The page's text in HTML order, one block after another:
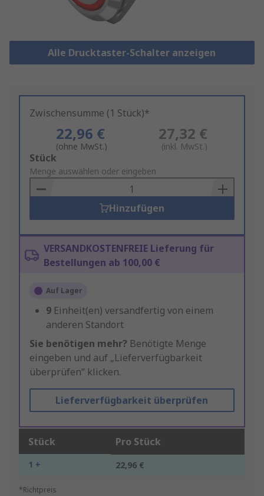
Alle Drucktaster-Schalter anzeigen
Zwischensumme (1 Stück)*
22,96 €
(ohne MwSt.)
27,32 €
(inkl. MwSt.)
Add
to
Basket
Stück
Menge auswählen oder eingeben
Hinzufügen
VERSANDKOSTENFREIE Lieferung für
Bestellungen ab 100,00 €
Auf Lager
9 Einheit(en) versandfertig von einem
anderen Standort
Sie benötigen mehr? Benötigte Menge
eingeben und auf „Lieferverfügbarkeit
überprüfen“ klicken.
Lieferverfügbarkeit überprüfen
Stück Pro Stück
1 + 22,96 €
*Richtpreis